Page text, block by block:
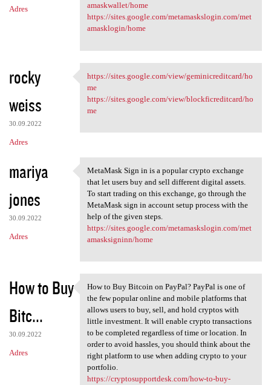
Adres
amaskwallet/home
https://sites.google.com/metamaskslogin.com/met
amasklogin/home
rocky
weiss
30.09.2022
Adres
https://sites.google.com/view
https://sites.google.com/view/geminicreditcard/ho
me
https://sites.google.com/view/blockficreditcard/ho
me
mariya
jones
30.09.2022
Adres
MetaMask Sign in is a popular
MetaMask Sign in is a popular crypto exchange
that let users buy and sell different digital assets.
To start trading on this exchange, go through the
MetaMask sign in account setup process with the
help of the given steps.
https://sites.google.com/metamaskslogin.com/met
amasksigninn/home
How to Buy
Bitc...
30.09.2022
Adres
How to Buy Bitcoin on PayPal?
How to Buy Bitcoin on PayPal? PayPal is one of
the few popular online and mobile platforms that
allows users to buy, sell, and hold cryptos with
little investment. It will enable crypto transactions
to be completed regardless of time or location. In
order to avoid hassles, you should think about the
right platform to use when adding crypto to your
portfolio.
https://cryptosupportdesk.com/how-to-buy-